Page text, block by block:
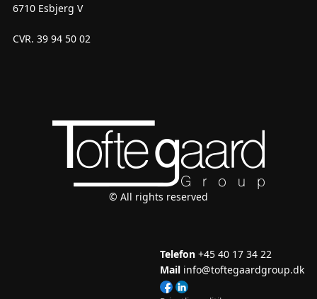
6710 Esbjerg V
CVR. 39 94 50 02
© All rights reserved
Telefon +45 40 17 34 22
Mail info@toftegaardgroup.dk